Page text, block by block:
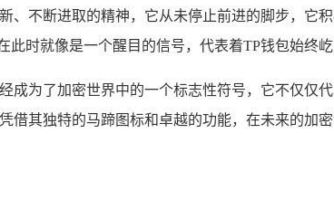
、不断进取的精神，它从未停止前进的脚步，它
此时就像是一个醒目的信号，代表着TP钱包始终
成为了加密世界中的一个标志性符号，它不仅仅
借其独特的马蹄图标和卓越的功能，在未来的加